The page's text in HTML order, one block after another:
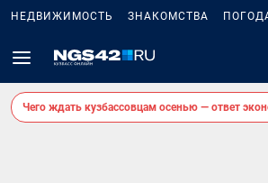
НЕДВИЖИМОСТЬ ЗНАКОМСТВА
Чего ждать кузбассовцам осенью — ответ